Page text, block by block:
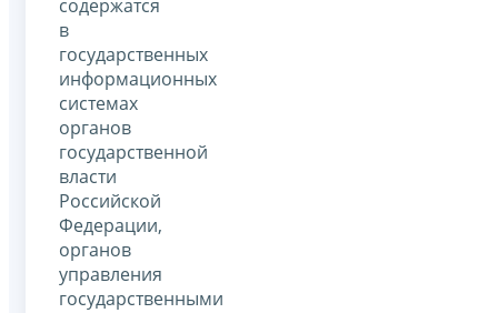
содержатся
в
государственных
информационных
системах
органов
государственной
власти
Российской
Федерации,
органов
управления
государственными